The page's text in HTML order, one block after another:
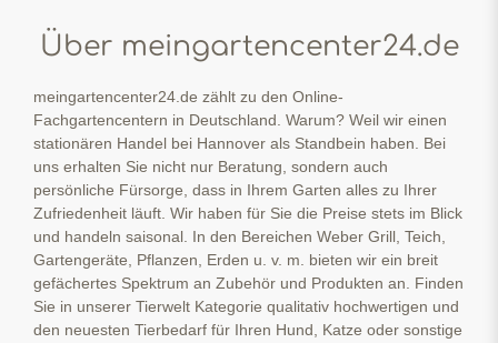
Über meingartencenter24.de
meingartencenter24.de zählt zu den Online-
Fachgartencentern in Deutschland. Warum? Weil wir einen
stationären Handel bei Hannover als Standbein haben. Bei
uns erhalten Sie nicht nur Beratung, sondern auch
persönliche Fürsorge, dass in Ihrem Garten alles zu Ihrer
Zufriedenheit läuft. Wir haben für Sie die Preise stets im Blick
und handeln saisonal. In den Bereichen Weber Grill, Teich,
Gartengeräte, Pflanzen, Erden u. v. m. bieten wir ein breit
gefächertes Spektrum an Zubehör und Produkten an. Finden
Sie in unserer Tierwelt Kategorie qualitativ hochwertigen und
den neuesten Tierbedarf für Ihren Hund, Katze oder sonstige